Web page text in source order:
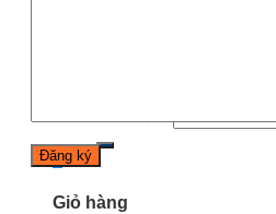
Tìm kiếm:
0
Giỏ hàng